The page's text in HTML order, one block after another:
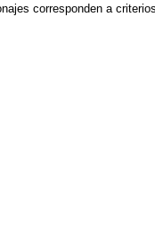
corresponden a